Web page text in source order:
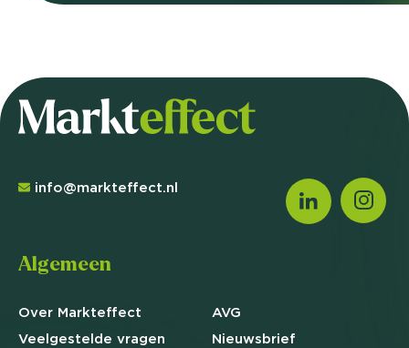
info@markteffect.nl
Algemeen
Over Markteffect
Veelgestelde vragen
AVG
Nieuwsbrief